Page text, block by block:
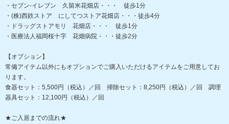
・セブン-イレブン 久留米花畑店・・・ 徒歩1分
・(株)西鉄ストア にしてつストア花畑店・・・徒歩4分
・ドラッグストアモリ 花畑店・・・ 徒歩1分
・医療法人福岡桜十字 花畑病院・・・徒歩2分
【オプション】
常備アイテム以外にもオプションでご購入いただけるアイテムをご用意してお
ります。
食器セット：5,500円（税込）／回 掃除セット：8,250円（税込）／回 調理
器具セット：12,100円（税込）／回
★ご入居までの流れ★